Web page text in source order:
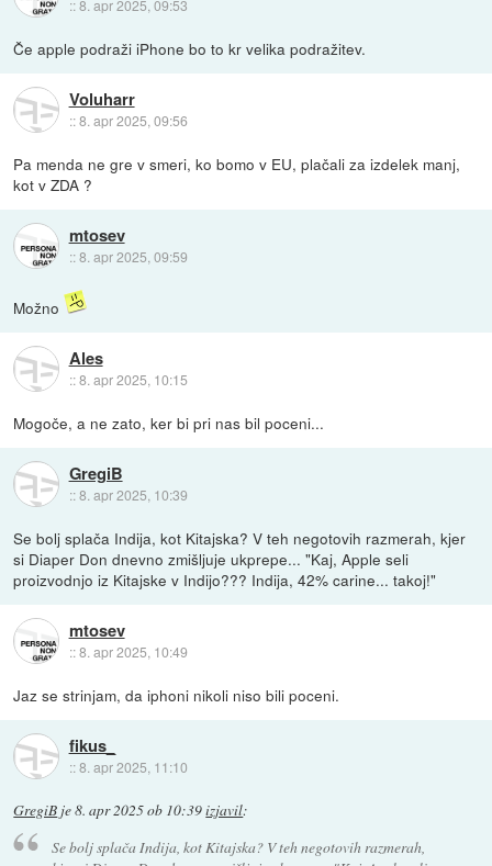
::8. apr 2025, 09:53
Če apple podraži iPhone bo to kr velika podražitev.
Voluharr
::8. apr 2025, 09:56
Pa menda ne gre v smeri, ko bomo v EU, plačali za izdelek manj,
kot v ZDA ?
mtosev
::8. apr 2025, 09:59
Možno
Ales
::8. apr 2025, 10:15
Mogoče, a ne zato, ker bi pri nas bil poceni...
GregiB
::8. apr 2025, 10:39
Se bolj splača Indija, kot Kitajska? V teh negotovih razmerah, kjer
si Diaper Don dnevno zmišljuje ukprepe... "Kaj, Apple seli
proizvodnjo iz Kitajske v Indijo??? Indija, 42% carine... takoj!"
mtosev
::8. apr 2025, 10:49
Jaz se strinjam, da iphoni nikoli niso bili poceni.
fikus_
::8. apr 2025, 11:10
GregiB je8. apr 2025 ob 10:39izjavil:
Se bolj splača Indija, kot Kitajska? V teh negotovih razmerah,